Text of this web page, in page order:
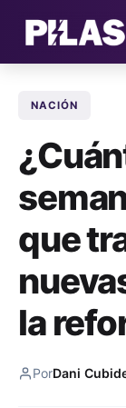
NACIÓN
que
la
PorDani